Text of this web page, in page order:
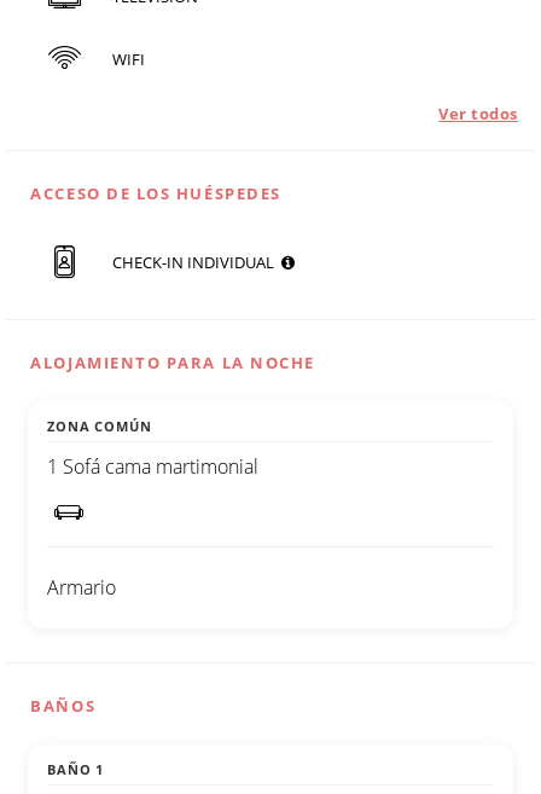
WIFI
Ver todos
ACCESO DE LOS HUÉSPEDES
CHECK-IN INDIVIDUAL
ALOJAMIENTO PARA LA NOCHE
ZONA COMÚN
1 Sofá cama martimonial
Armario
BAÑOS
BAÑO 1